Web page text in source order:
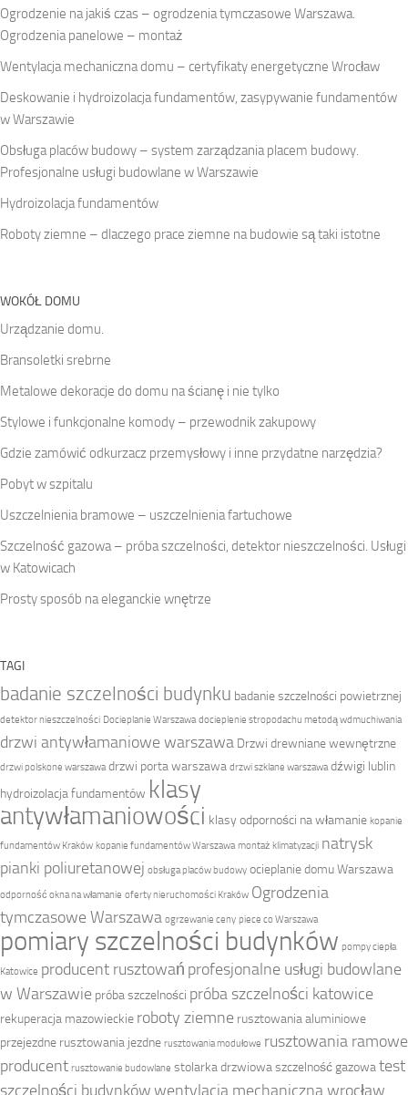
Ogrodzenie na jakiś czas – ogrodzenia tymczasowe Warszawa.
Ogrodzenia panelowe – montaż
Wentylacja mechaniczna domu – certyfikaty energetyczne Wrocław
Deskowanie i hydroizolacja fundamentów, zasypywanie fundamentów
w Warszawie
Obsługa placów budowy – system zarządzania placem budowy.
Profesjonalne usługi budowlane w Warszawie
Hydroizolacja fundamentów
Roboty ziemne – dlaczego prace ziemne na budowie są taki istotne
WOKÓŁ DOMU
Urządzanie domu.
Bransoletki srebrne
Metalowe dekoracje do domu na ścianę i nie tylko
Stylowe i funkcjonalne komody – przewodnik zakupowy
Gdzie zamówić odkurzacz przemysłowy i inne przydatne narzędzia?
Pobyt w szpitalu
Uszczelnienia bramowe – uszczelnienia fartuchowe
Szczelność gazowa – próba szczelności, detektor nieszczelności. Usługi
w Katowicach
Prosty sposób na eleganckie wnętrze
TAGI
badanie szczelności budynku badanie szczelności powietrznej
detektor nieszczelności Docieplanie Warszawa docieplenie stropodachu metodą wdmuchiwania
drzwi antywłamaniowe warszawa Drzwi drewniane wewnętrzne
drzwi polskone warszawa drzwi porta warszawa drzwi szklane warszawa dźwigi lublin
hydroizolacja fundamentów klasy
antywłamaniowości klasy odporności na włamanie kopanie
fundamentów Kraków kopanie fundamentów Warszawa montaż klimatyzacji natrysk
pianki poliuretanowej obsługa placów budowy ocieplanie domu Warszawa
odporność okna na włamanie oferty nieruchomości Kraków Ogrodzenia
tymczasowe Warszawa ogrzewanie ceny piece co Warszawa
pomiary szczelności budynków pompy ciepła
Katowice producent rusztowań profesjonalne usługi budowlane
w Warszawie próba szczelności próba szczelności katowice
rekuperacja mazowieckie roboty ziemne rusztowania aluminiowe
przejezdne rusztowania jezdne rusztowania modułowe rusztowania ramowe
producent rusztowanie budowlane stolarka drzwiowaszczelność gazowatest
szczelności budynkówwentylacja mechaniczna wrocław